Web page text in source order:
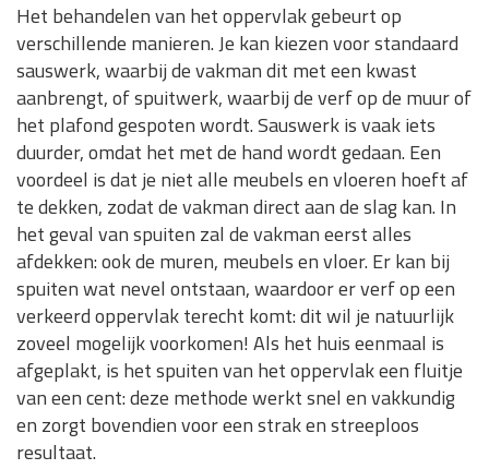
Het behandelen van het oppervlak gebeurt op
verschillende manieren. Je kan kiezen voor standaard
sauswerk, waarbij de vakman dit met een kwast
aanbrengt, of spuitwerk, waarbij de verf op de muur of
het plafond gespoten wordt. Sauswerk is vaak iets
duurder, omdat het met de hand wordt gedaan. Een
voordeel is dat je niet alle meubels en vloeren hoeft af
te dekken, zodat de vakman direct aan de slag kan. In
het geval van spuiten zal de vakman eerst alles
afdekken: ook de muren, meubels en vloer. Er kan bij
spuiten wat nevel ontstaan, waardoor er verf op een
verkeerd oppervlak terecht komt: dit wil je natuurlijk
zoveel mogelijk voorkomen! Als het huis eenmaal is
afgeplakt, is het spuiten van het oppervlak een fluitje
van een cent: deze methode werkt snel en vakkundig
en zorgt bovendien voor een strak en streeploos
resultaat.